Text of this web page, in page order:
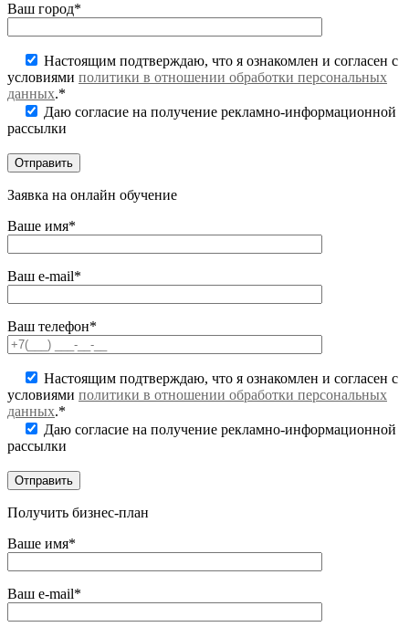
Ваш город*
Настоящим подтверждаю, что я ознакомлен и согласен с
условиями политики в отношении обработки персональных
данных.*
Даю согласие на получение рекламно-информационной
рассылки
Заявка на онлайн обучение
Ваше имя*
Ваш e-mail*
Ваш телефон*
Настоящим подтверждаю, что я ознакомлен и согласен с
условиями политики в отношении обработки персональных
данных.*
Даю согласие на получение рекламно-информационной
рассылки
Получить бизнес-план
Ваше имя*
Ваш e-mail*